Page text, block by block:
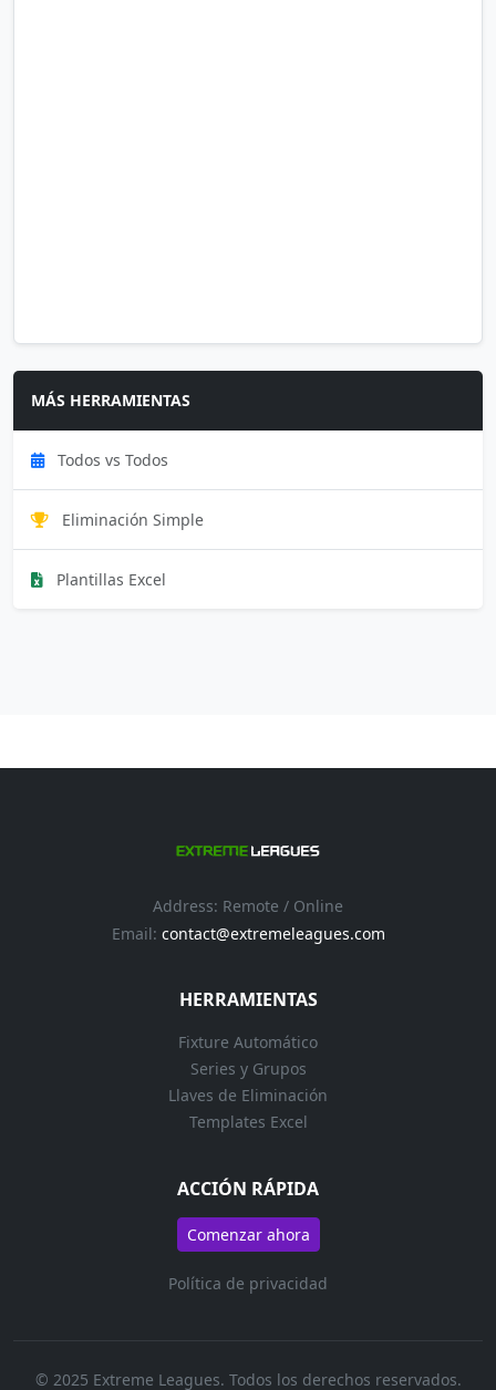
MÁS HERRAMIENTAS
Todos vs Todos
Eliminación Simple
Plantillas Excel
Address: Remote / Online
Email: contact@extremeleagues.com
HERRAMIENTAS
Fixture Automático
Series y Grupos
Llaves de Eliminación
Templates Excel
ACCIÓN RÁPIDA
Comenzar ahora
Política de privacidad
© 2025 Extreme Leagues. Todos los derechos reservados.